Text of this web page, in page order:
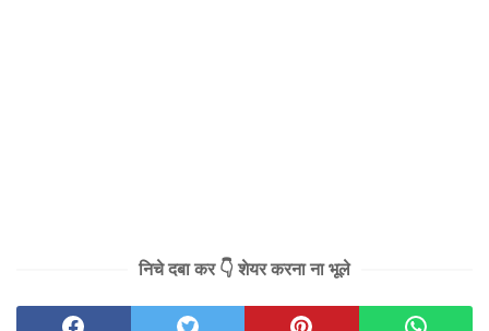
निचे दबा कर 👇 शेयर करना ना भूले